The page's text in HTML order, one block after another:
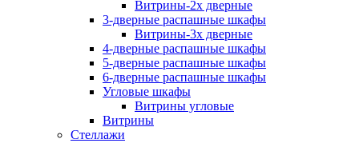
Витрины-2х дверные
3-дверные распашные шкафы
Витрины-3х дверные
4-дверные распашные шкафы
5-дверные распашные шкафы
6-дверные распашные шкафы
Угловые шкафы
Витрины угловые
Витрины
Стеллажи